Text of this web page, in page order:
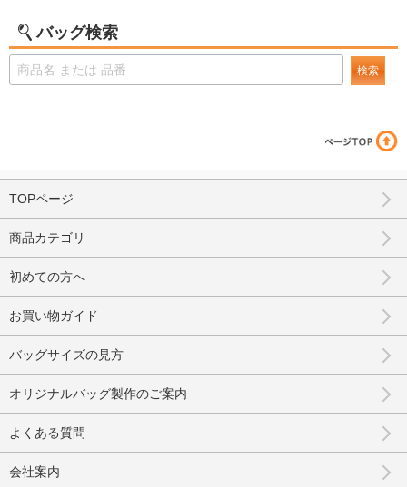
バッグ検索
検索
TOPページ
商品カテゴリ
初めての方へ
お買い物ガイド
バッグサイズの見方
オリジナルバッグ製作のご案内
よくある質問
会社案内